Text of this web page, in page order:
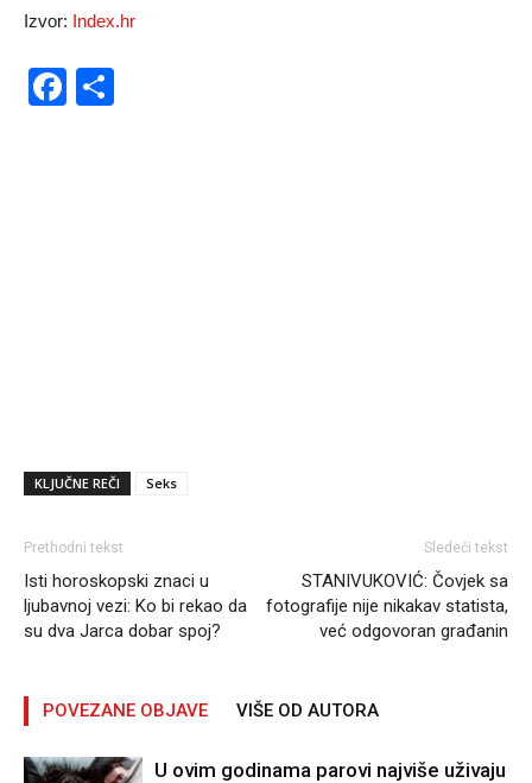
Izvor: Index.hr
Facebook
KLJUČNE REČI Seks
Prethodni tekst
Isti horoskopski znaci u
ljubavnoj vezi: Ko bi rekao da
su dva Jarca dobar spoj?
Sledeći tekst
STANIVUKOVIĆ: Čovjek sa
fotografije nije nikakav statista,
već odgovoran građanin
POVEZANE OBJAVE VIŠE OD AUTORA
U ovim godinama parovi najviše uživaju